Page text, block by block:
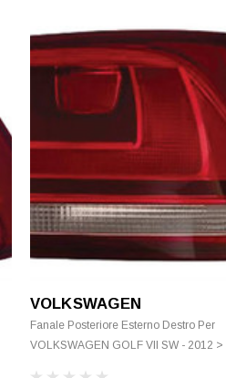
VOLKSWAGEN
Fanale Posteriore Esterno Destro Per
VOLKSWAGEN GOLF VII SW - 2012